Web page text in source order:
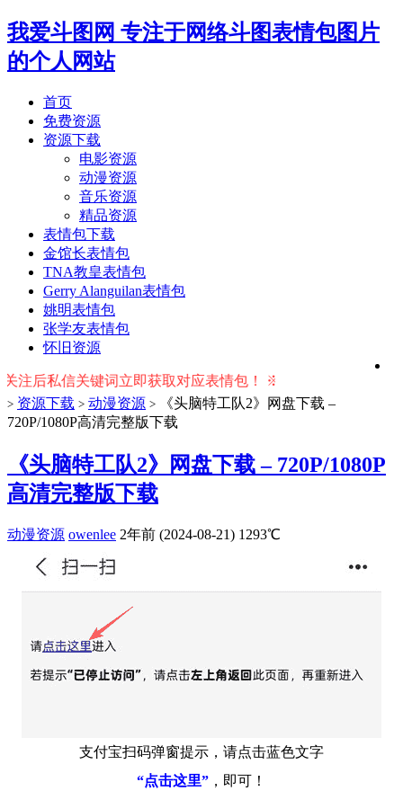
我爱斗图网 专注于网络斗图表情包图片
的个人网站
首页
免费资源
资源下载
电影资源
动漫资源
音乐资源
精品资源
表情包下载
金馆长表情包
TNA教皇表情包
Gerry Alanguilan表情包
姚明表情包
张学友表情包
怀旧资源
信关键词立即获取对应表情包！ ※ 友情提示：右上角输入
> 资源下载 > 动漫资源 >
《头脑特工队2》网盘下载 –
720P/1080P高清完整版下载
《头脑特工队2》网盘下载 – 720P/1080P
高清完整版下载
动漫资源 owenlee 2年前 (2024-08-21) 1293℃
支付宝扫码弹窗提示，请点击蓝色文字
“点击这里” ，即可！